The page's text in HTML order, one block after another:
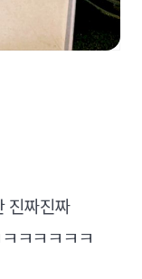
진짜진짜
ㅋㅋㅋㅋㅋ